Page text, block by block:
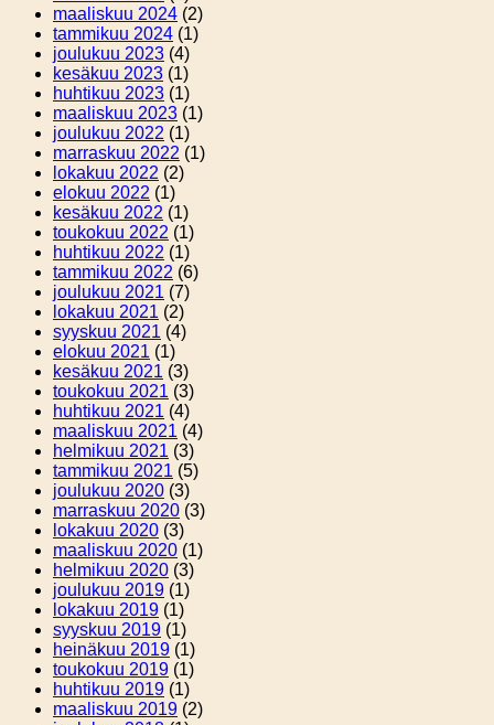
maaliskuu 2024 (2)
tammikuu 2024 (1)
joulukuu 2023 (4)
kesäkuu 2023 (1)
huhtikuu 2023 (1)
maaliskuu 2023 (1)
joulukuu 2022 (1)
marraskuu 2022 (1)
lokakuu 2022 (2)
elokuu 2022 (1)
kesäkuu 2022 (1)
toukokuu 2022 (1)
huhtikuu 2022 (1)
tammikuu 2022 (6)
joulukuu 2021 (7)
lokakuu 2021 (2)
syyskuu 2021 (4)
elokuu 2021 (1)
kesäkuu 2021 (3)
toukokuu 2021 (3)
huhtikuu 2021 (4)
maaliskuu 2021 (4)
helmikuu 2021 (3)
tammikuu 2021 (5)
joulukuu 2020 (3)
marraskuu 2020 (3)
lokakuu 2020 (3)
maaliskuu 2020 (1)
helmikuu 2020 (3)
joulukuu 2019 (1)
lokakuu 2019 (1)
syyskuu 2019 (1)
heinäkuu 2019 (1)
toukokuu 2019 (1)
huhtikuu 2019 (1)
maaliskuu 2019 (2)